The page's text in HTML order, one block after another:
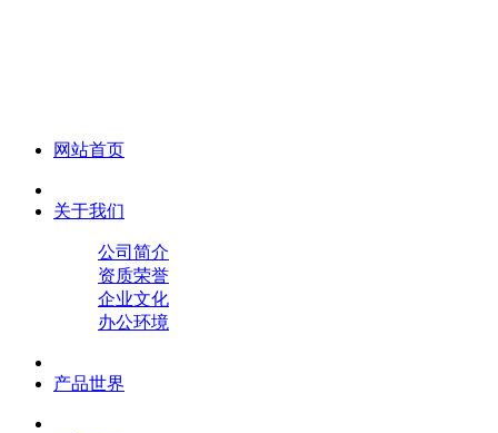
网站首页
关于我们
公司简介
资质荣誉
企业文化
办公环境
产品世界